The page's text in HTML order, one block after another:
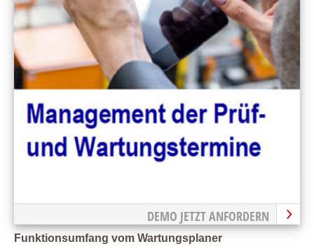
DEMO JETZT ANFORDERN
Funktionsumfang vom Wartungsplaner